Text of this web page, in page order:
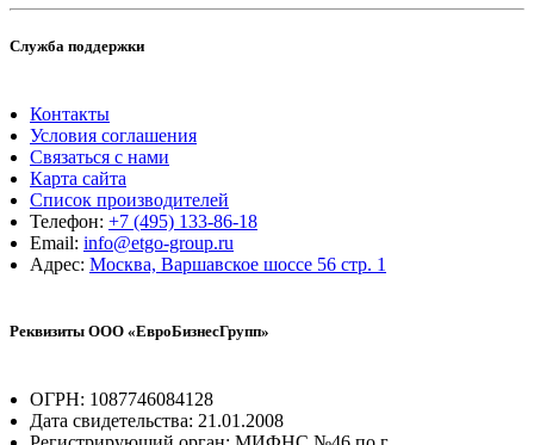
Служба поддержки
Контакты
Условия соглашения
Связаться с нами
Карта сайта
Список производителей
Телефон: +7 (495) 133-86-18
Email: info@etgo-group.ru
Адрес: Москва, Варшавское шоссе 56 стр. 1
Реквизиты ООО «ЕвроБизнесГрупп»
ОГРН: 1087746084128
Дата свидетельства: 21.01.2008